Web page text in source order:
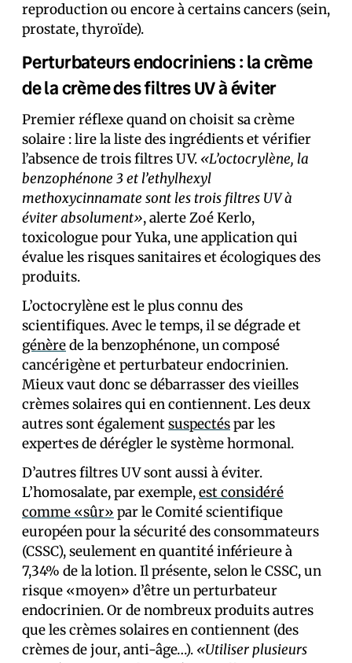
reproduction ou encore à certains cancers (sein,
prostate, thyroïde).
Perturbateurs endocriniens : la crème
de la crème des filtres UV à éviter
Premier réflexe quand on choisit sa crème
solaire : lire la liste des ingrédients et vérifier
l’absence de trois filtres UV. «L’octocrylène, la
benzophénone 3 et l’ethylhexyl
methoxycinnamate sont les trois filtres UV à
éviter absolument», alerte Zoé Kerlo,
toxicologue pour Yuka, une application qui
évalue les risques sanitaires et écologiques des
produits.
L’octocrylène est le plus connu des
scientifiques. Avec le temps, il se dégrade et
génèrede la benzophénone, un composé
cancérigène et perturbateur endocrinien.
Mieux vaut donc se débarrasser des vieilles
crèmes solaires qui en contiennent. Les deux
autres sont égalementsuspectéspar les
expert·es de dérégler le système hormonal.
D’autres filtres UV sont aussi à éviter.
L’homosalate, par exemple,est considéré
comme «sûr» par le Comité scientifique
européen pour la sécurité des consommateurs
(CSSC), seulement en quantité inférieure à
7,34% de la lotion. Il présente, selon le CSSC, un
risque «moyen» d’être un perturbateur
endocrinien. Or de nombreux produits autres
que les crèmes solaires en contiennent (des
crèmes de jour, anti-âge…). «Utiliser plusieurs